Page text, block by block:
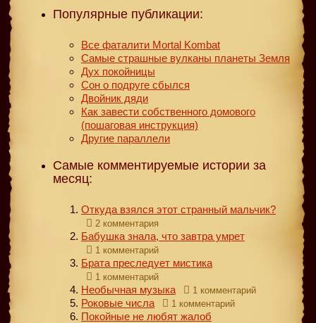
Популярные публикации:
Все фаталити Mortal Kombat
Самые страшные вулканы планеты Земля
Дух покойницы
Сон о подруге сбылся
Двойник дяди
Как завести собственного домового
(пошаговая инструкция)
Другие параллели
Самые комментируемые истории за
месяц:
Откуда взялся этот странный мальчик?
2 комментария
Бабушка знала, что завтра умрет
1 комментарий
Брата преследует мистика
1 комментарий
Необычная музыка 1 комментарий
Роковые числа 1 комментарий
Покойные не любят жалоб